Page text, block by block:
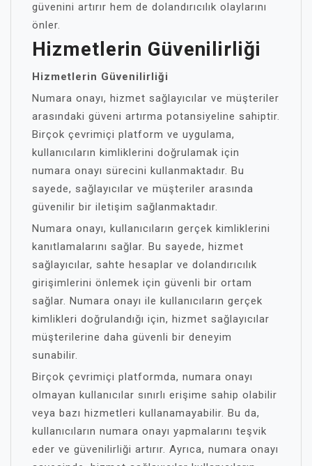
güvenini artırır hem de dolandırıcılık olaylarını
önler.
Hizmetlerin Güvenilirliği
Hizmetlerin Güvenilirliği
Numara onayı, hizmet sağlayıcılar ve müşteriler
arasındaki güveni artırma potansiyeline sahiptir.
Birçok çevrimiçi platform ve uygulama,
kullanıcıların kimliklerini doğrulamak için
numara onayı sürecini kullanmaktadır. Bu
sayede, sağlayıcılar ve müşteriler arasında
güvenilir bir iletişim sağlanmaktadır.
Numara onayı, kullanıcıların gerçek kimliklerini
kanıtlamalarını sağlar. Bu sayede, hizmet
sağlayıcılar, sahte hesaplar ve dolandırıcılık
girişimlerini önlemek için güvenli bir ortam
sağlar. Numara onayı ile kullanıcıların gerçek
kimlikleri doğrulandığı için, hizmet sağlayıcılar
müşterilerine daha güvenli bir deneyim
sunabilir.
Birçok çevrimiçi platformda, numara onayı
olmayan kullanıcılar sınırlı erişime sahip olabilir
veya bazı hizmetleri kullanamayabilir. Bu da,
kullanıcıların numara onayı yapmalarını teşvik
eder ve güvenilirliği artırır. Ayrıca, numara onayı